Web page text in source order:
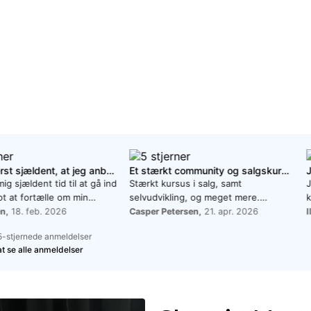
Det er yderst sjældent, at jeg anbefaler noget, men ret skal være ret
sjældent tid til at gå ind
at fortælle om min
anbefalinger skal til,
hos Shervin! For ved
af 2025 startede jeg mit
18. feb. 2026
Et stærkt community og salgskursus.
Stærkt kursus i salg, samt
selvudvikling, og meget mere.
Udover det, er det et stærkt
Casper Petersen, 21. apr. 2026
stjernede anmeldelser
se alle anmeldelser